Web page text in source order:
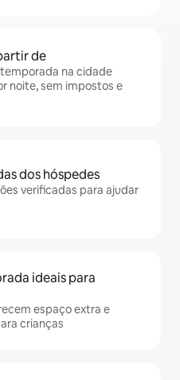
de
temporada na cidade
noite, sem impostos e
dos hóspedes
verificadas para ajudar
ideais para
espaço extra e
crianças